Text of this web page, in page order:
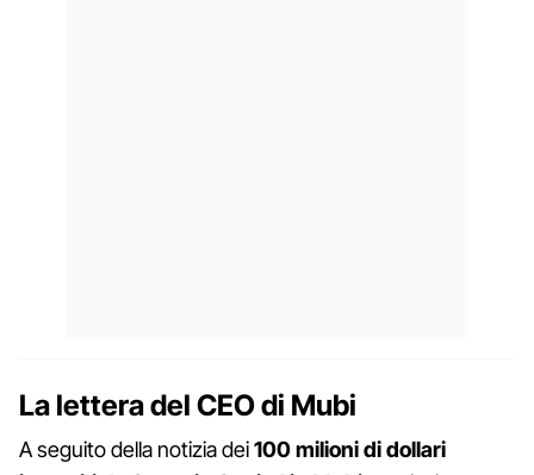
La lettera del CEO di Mubi
A seguito della notizia dei100 milioni di dollari